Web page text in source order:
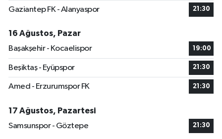
Gaziantep FK - Alanyaspor 21:30
16 Ağustos, Pazar
Başakşehir - Kocaelispor
19:00
Beşiktaş - Eyüpspor 21:30
Amed - Erzurumspor FK 21:30
17 Ağustos, Pazartesi
Samsunspor - Göztepe
21:30